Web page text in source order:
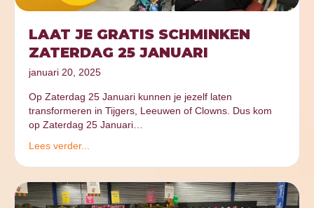
LAAT JE GRATIS SCHMINKEN
ZATERDAG 25 JANUARI
januari 20, 2025
Op Zaterdag 25 Januari kunnen je jezelf laten
transformeren in Tijgers, Leeuwen of Clowns. Dus kom
op Zaterdag 25 Januari…
Lees verder...